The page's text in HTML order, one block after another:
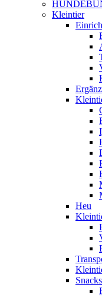
Kleintier
Heu
Snacks